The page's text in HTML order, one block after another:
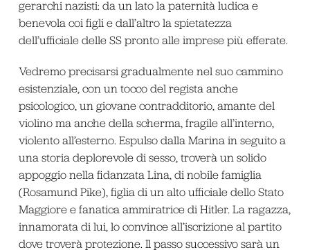
gerarchi nazisti: da un lato la paternità ludica e
benevola coi figli e dall’altro la spietatezza
dell’ufficiale delle SS pronto alle imprese più efferate.
Vedremo precisarsi gradualmente nel suo cammino
esistenziale, con un tocco del regista anche
psicologico, un giovane contradditorio, amante del
violino ma anche della scherma, fragile all’interno,
violento all’esterno. Espulso dalla Marina in seguito a
una storia deplorevole di sesso, troverà un solido
appoggio nella fidanzata Lina, di nobile famiglia
(Rosamund Pike), figlia di un alto ufficiale dello Stato
Maggiore e fanatica ammiratrice di Hitler. La ragazza,
innamorata di lui, lo convince all’iscrizione al partito
dove troverà protezione. Il passo successivo sarà un